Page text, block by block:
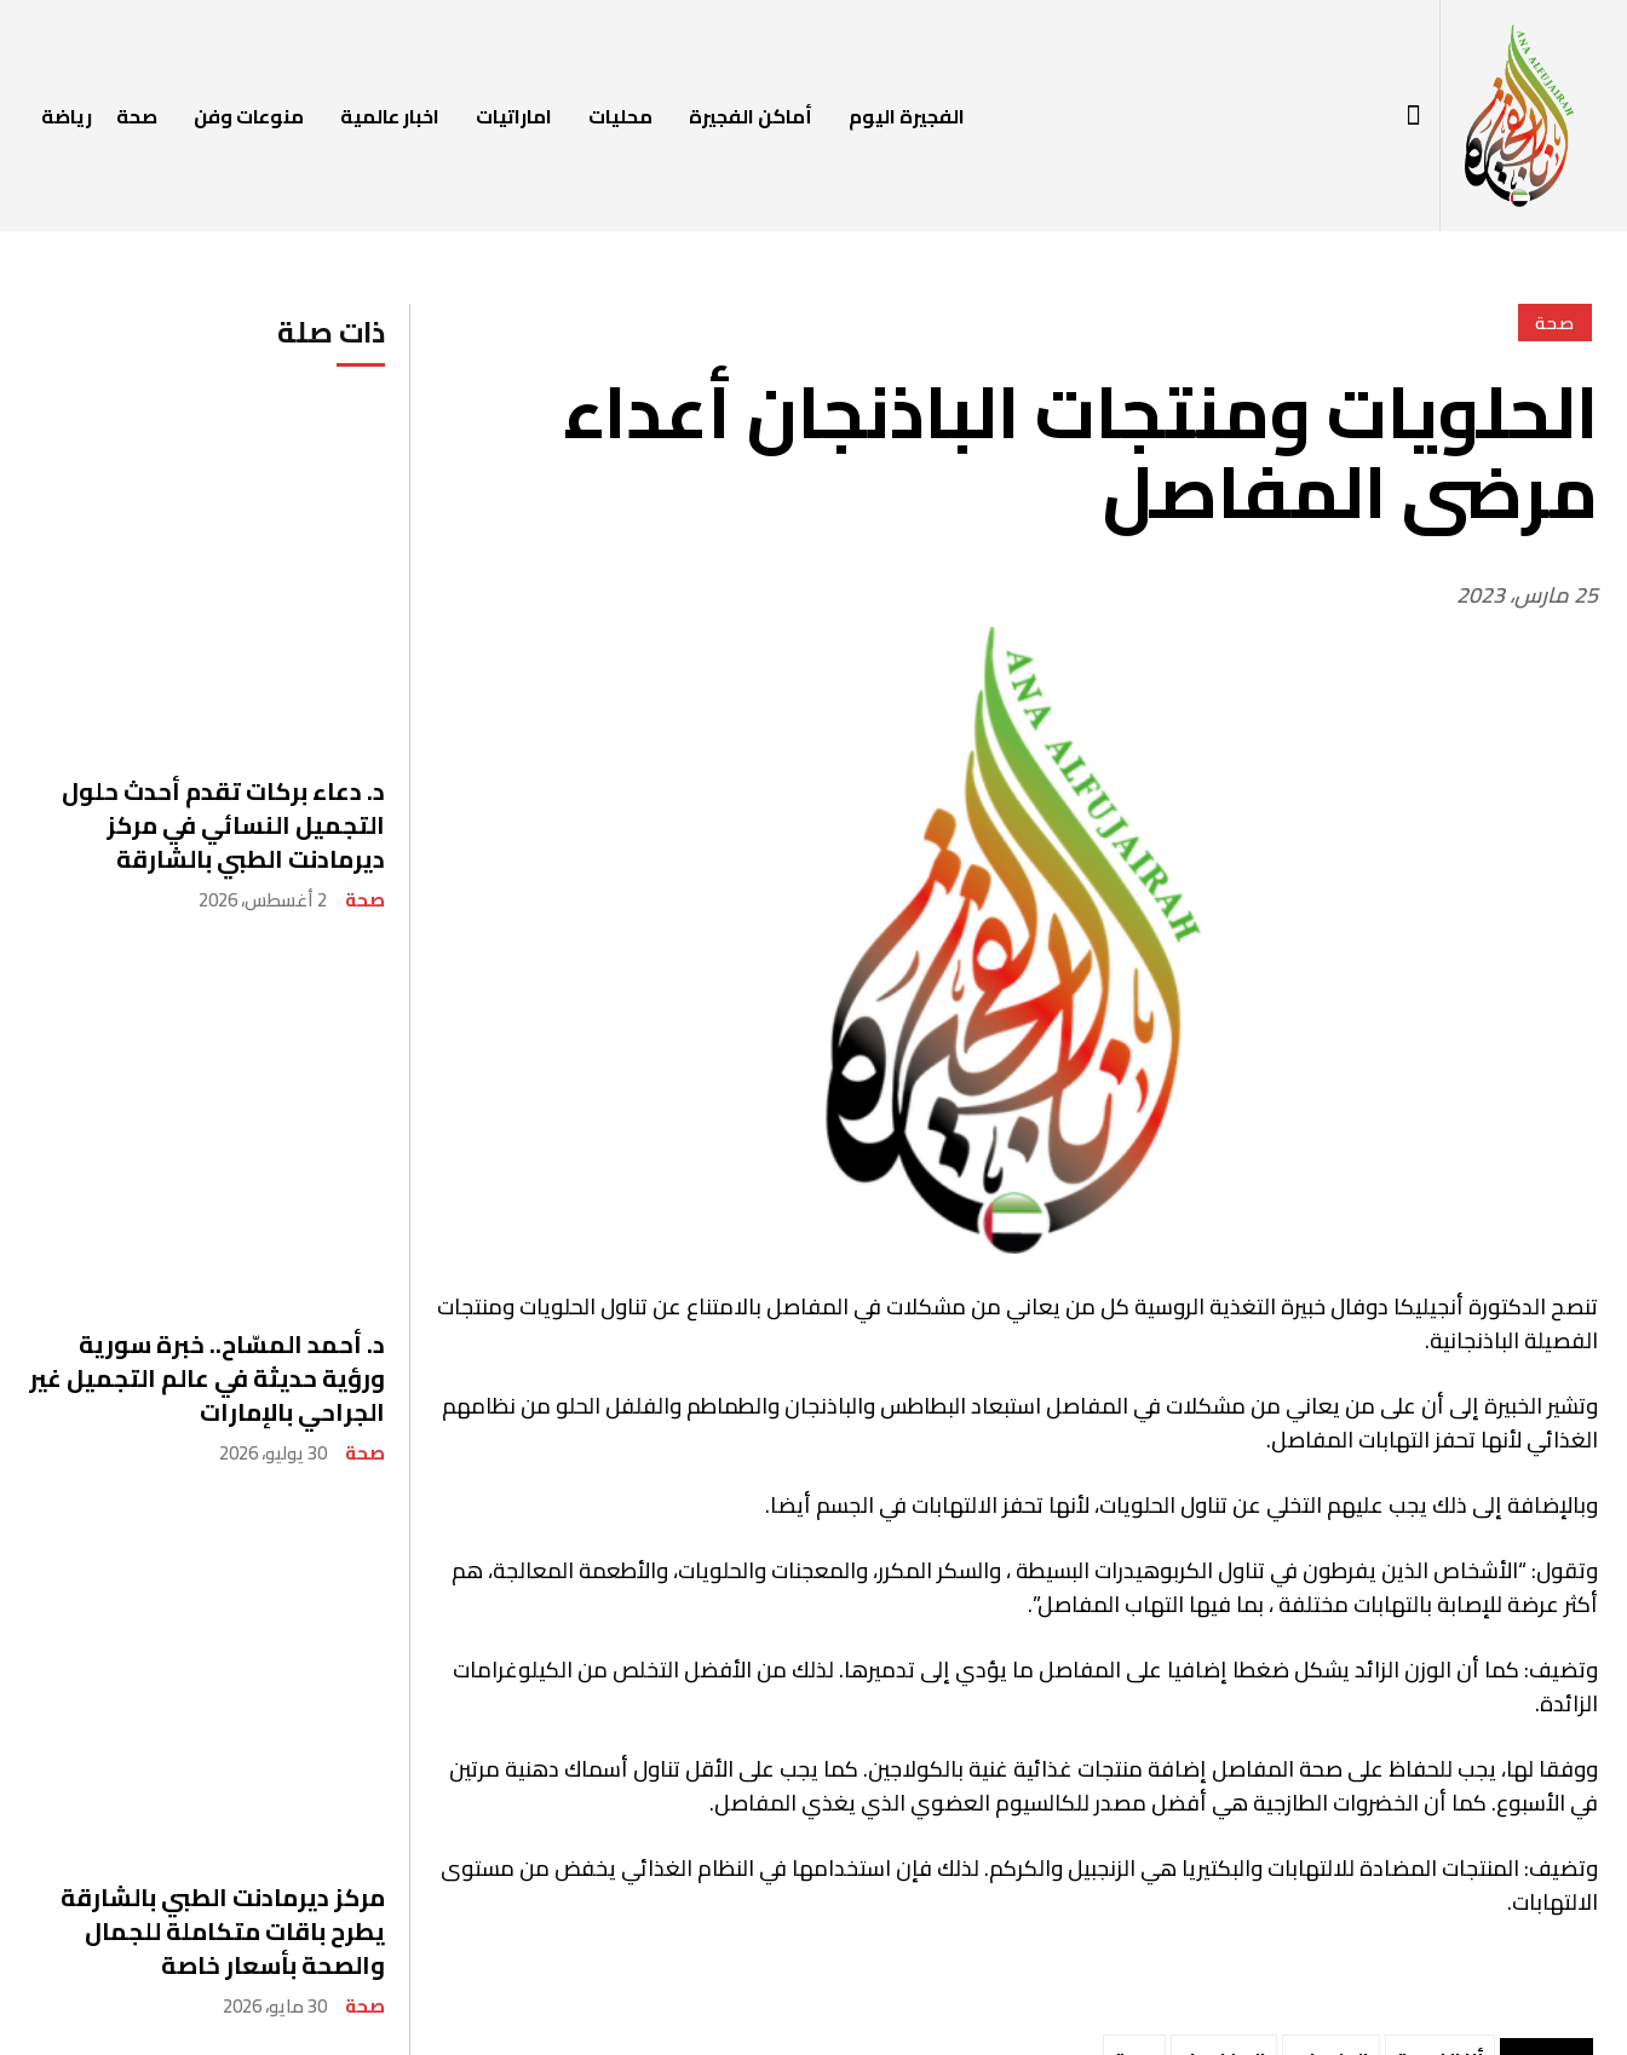
الفجيرة اليوم أماكن الفجيرة محليات اماراتيات اخبار عالمية منوعات وفن صحة رياضة
ذات صلة
د. دعاء بركات تقدم أحدث حلول
التجميل النسائي في مركز
ديرمادنت الطبي بالشارقة
صحة 2 أغسطس، 2026
د. أحمد المسّاح.. خبرة سورية
ورؤية حديثة في عالم التجميل غير
الجراحي بالإمارات
صحة 30 يوليو، 2026
مركز ديرمادنت الطبي بالشارقة
يطرح باقات متكاملة للجمال
والصحة بأسعار خاصة
صحة 30 مايو، 2026
صحة
الحلويات ومنتجات الباذنجان أعداء
مرضى المفاصل
25 مارس، 2023
تنصح الدكتورة أنجيليكا دوفال خبيرة التغذية الروسية كل من يعاني من مشكلات في المفاصل بالامتناع عن تناول الحلويات ومنتجات
الفصيلة الباذنجانية.
وتشير الخبيرة إلى أن على من يعاني من مشكلات في المفاصل استبعاد البطاطس والباذنجان والطماطم والفلفل الحلو من نظامهم
الغذائي لأنها تحفز التهابات المفاصل.
وبالإضافة إلى ذلك يجب عليهم التخلي عن تناول الحلويات، لأنها تحفز الالتهابات في الجسم أيضا.
وتقول: “الأشخاص الذين يفرطون في تناول الكربوهيدرات البسيطة ، والسكر المكرر، والمعجنات والحلويات، والأطعمة المعالجة، هم
أكثر عرضة للإصابة بالتهابات مختلفة ، بما فيها التهاب المفاصل”.
وتضيف: كما أن الوزن الزائد يشكل ضغطا إضافيا على المفاصل ما يؤدي إلى تدميرها. لذلك من الأفضل التخلص من الكيلوغرامات
الزائدة.
ووفقا لها، يجب للحفاظ على صحة المفاصل إضافة منتجات غذائية غنية بالكولاجين. كما يجب على الأقل تناول أسماك دهنية مرتين
في الأسبوع. كما أن الخضروات الطازجية هي أفضل مصدر للكالسيوم العضوي الذي يغذي المفاصل.
وتضيف: المنتجات المضادة للالتهابات والبكتيريا هي الزنجبيل والكركم. لذلك فإن استخدامها في النظام الغذائي يخفض من مستوى
الالتهابات.